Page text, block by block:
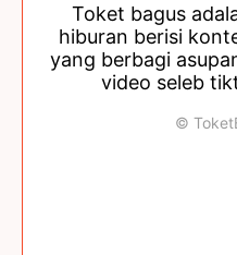
Toket bagus
hiburan berisi
yang berbagi
video seleb
©